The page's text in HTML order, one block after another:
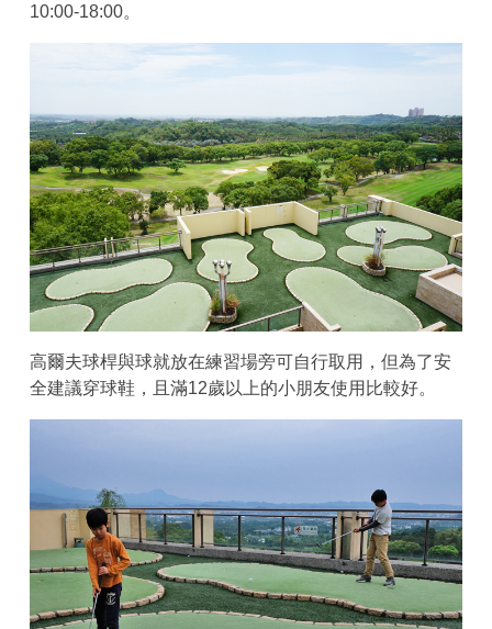
10:00-18:00。
高爾夫球桿與球就放在練習場旁可自行取用，但為了安
全建議穿球鞋，且滿12歲以上的小朋友使用比較好。